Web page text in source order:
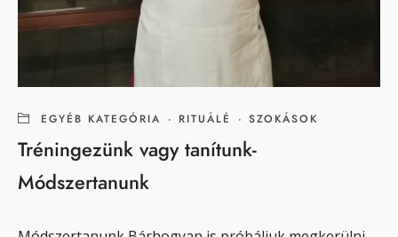
EGYÉB KATEGÓRIA · RITUÁLÉ · SZOKÁSOK
Tréningezünk vagy tanítunk-
Módszertanunk